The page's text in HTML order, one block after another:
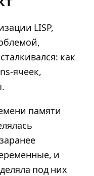
LISP,
как
ячеек,
памяти
и
под них